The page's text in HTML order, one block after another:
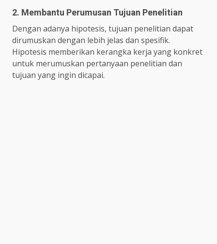
2. Membantu Perumusan Tujuan Penelitian
Dengan adanya hipotesis, tujuan penelitian dapat
dirumuskan dengan lebih jelas dan spesifik.
Hipotesis memberikan kerangka kerja yang konkret
untuk merumuskan pertanyaan penelitian dan
tujuan yang ingin dicapai.